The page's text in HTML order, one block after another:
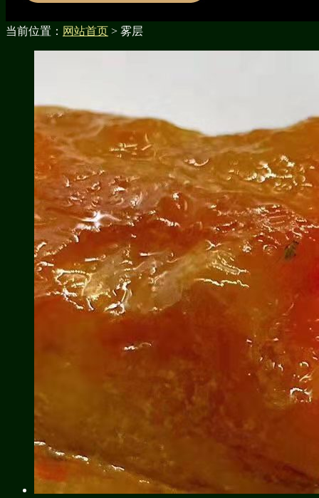
当前位置： 网站首页 > 雾层